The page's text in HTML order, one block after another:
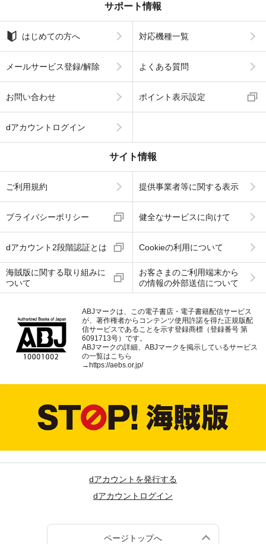
サポート情報
はじめての方へ 対応機種一覧
メールサービス登録/解除 よくある質問
お問い合わせ ポイント表示設定
dアカウントログイン
サイト情報
ご利用規約 提供事業者等に関する表示
プライバシーポリシー 健全なサービスに向けて
dアカウント2段階認証とは Cookieの利用について
海賊版に関する取り組みに
ついて
お客さまのご利用端末から
の情報の外部送信について
ABJマークは、この電子書店・電子書籍配信サービス
が、著作権者からコンテンツ使用許諾を得た正規版配
信サービスであることを示す登録商標（登録番号 第
6091713号）です。
ABJマークの詳細、ABJマークを掲示しているサービス
の一覧はこちら
→ https://aebs.or.jp/
dアカウントを発行する
dアカウントログイン
ページトップへ